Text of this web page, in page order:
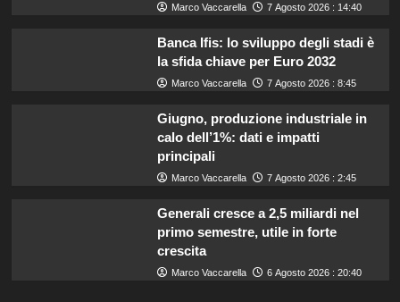
Marco Vaccarella 7 Agosto 2026 : 14:40
Banca Ifis: lo sviluppo degli stadi è
la sfida chiave per Euro 2032
Marco Vaccarella 7 Agosto 2026 : 8:45
Giugno, produzione industriale in
calo dell’1%: dati e impatti
principali
Marco Vaccarella 7 Agosto 2026 : 2:45
Generali cresce a 2,5 miliardi nel
primo semestre, utile in forte
crescita
Marco Vaccarella 6 Agosto 2026 : 20:40